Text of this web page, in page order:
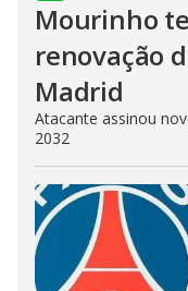
Mourinho
renovação
Madrid
Atacante assinou
2032